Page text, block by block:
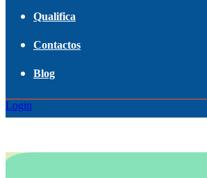
Qualifica
Contactos
Blog
Login